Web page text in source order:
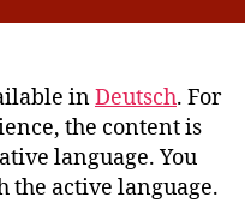
inDeutsch. For
the content is
language. You
the active language.